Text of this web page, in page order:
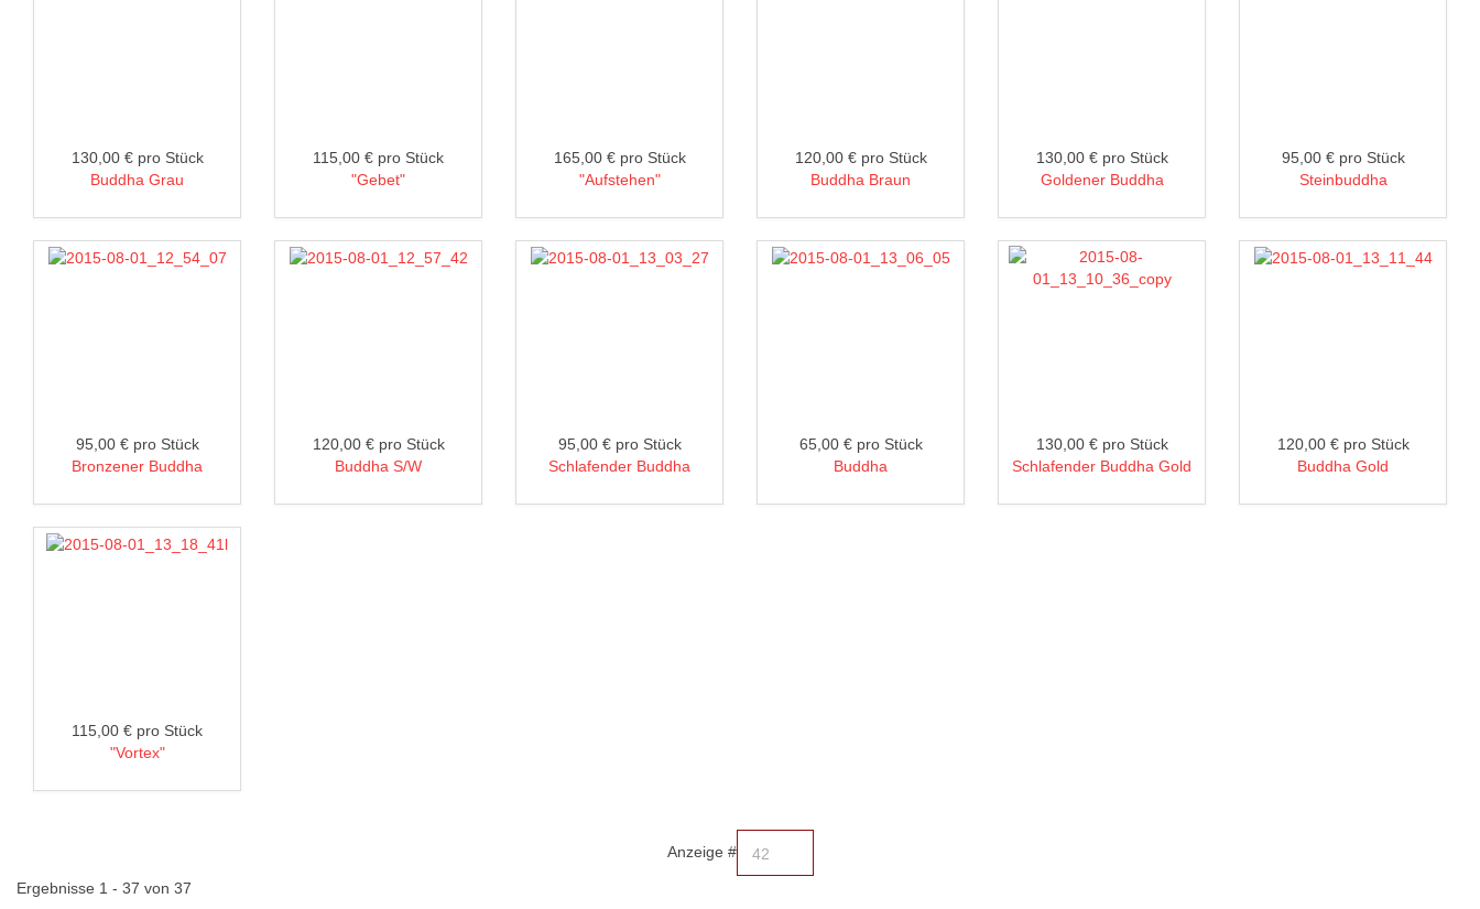
130,00 € pro Stück
Buddha Grau
115,00 € pro Stück
"Gebet"
165,00 € pro Stück
"Aufstehen"
120,00 € pro Stück
Buddha Braun
130,00 € pro Stück
Goldener Buddha
95,00 € pro Stück
Steinbuddha
95,00 € pro Stück
Bronzener Buddha
120,00 € pro Stück
Buddha S/W
95,00 € pro Stück
Schlafender Buddha
65,00 € pro Stück
Buddha
130,00 € pro Stück
Schlafender Buddha Gold
120,00 € pro Stück
Buddha Gold
115,00 € pro Stück
"Vortex"
Anzeige #
42
Ergebnisse 1 - 37 von 37